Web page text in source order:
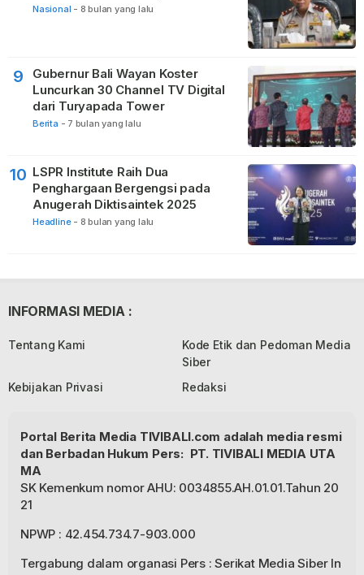
Nasional - 8 bulan yang lalu
9
Gubernur Bali Wayan Koster
Luncurkan 30 Channel TV Digital
dari Turyapada Tower
Berita - 7 bulan yang lalu
10 LSPR Institute Raih Dua
Penghargaan Bergengsi pada
Anugerah Diktisaintek 2025
Headline - 8 bulan yang lalu
INFORMASI MEDIA :
Tentang Kami
Kode Etik dan Pedoman Media
Siber
Kebijakan Privasi
Redaksi
Portal Berita Media TIVIBALI.com adalah media resmi
dan Berbadan Hukum Pers: PT. TIVIBALI MEDIA UTA
MA
SK Kemenkum nomor AHU: 0034855.AH.01.01.Tahun 20
21
NPWP : 42.454.734.7-903.000
Tergabung dalam organasi Pers : Serikat Media Siber In